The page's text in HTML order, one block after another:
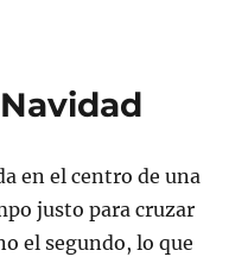
en el centro de una
justo para cruzar
el segundo, lo que